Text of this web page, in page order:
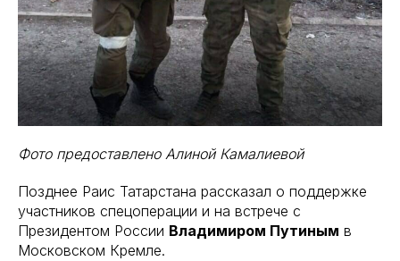
Фото предоставлено Алиной Камалиевой
Позднее Раис Татарстана рассказал о поддержке
участников спецоперации и на встрече с
Президентом России Владимиром Путиным в
Московском Кремле.